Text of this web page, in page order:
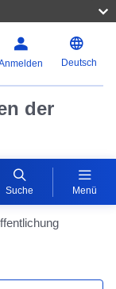
Deutsch
der
Suche Menü